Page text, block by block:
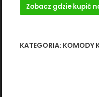
Zobacz gdzie kupić
KATEGORIA: KOMODY